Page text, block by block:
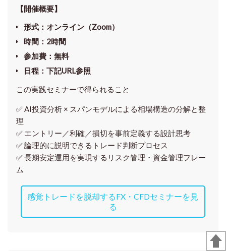
【開催概要】
形式：オンライン（Zoom）
時間：2時間
参加費：無料
日程：下記URL参照
この実践セミナーで得られること
✅ AI投資分析 × スパンモデルによる相場構造の分解と整
理
✅ エントリー／利確／損切を事前定義する設計思考
✅ 論理的に説明できるトレード判断プロセス
✅ 長期安定運用を実現するリスク管理・資金管理フレー
ム
感覚トレードを脱却するFX・CFDセミナーを見
る